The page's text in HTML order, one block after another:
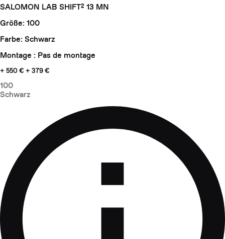
SALOMON LAB SHIFT² 13 MN
Größe: 100
Farbe: Schwarz
Montage : Pas de montage
+ 550 € + 379 €
100
Schwarz